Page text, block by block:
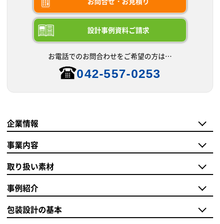
設計事例資料ご請求
お電話でのお問合わせをご希望の方は…
042-557-0253
企業情報
事業内容
取り扱い素材
事例紹介
包装設計の基本